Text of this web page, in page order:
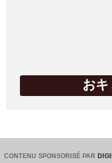
おキ
CONTENU SPONSORISÉ PAR